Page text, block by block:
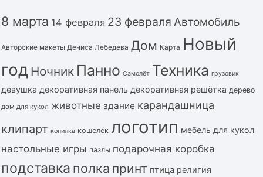
8 марта 14 февраля 23 февраля Автомобиль
Авторские макеты Дениса Лебедева Дом Карта Новый
год Ночник Панно Самолёт Техника грузовик
девушка декоративная панель декоративная решётка дерево
дом для кукол животные здание карандашница
клипарт копилка кошелёк логотип мебель для кукол
настольные игры пазлы подарочная коробка
подставка полка принт птица религия